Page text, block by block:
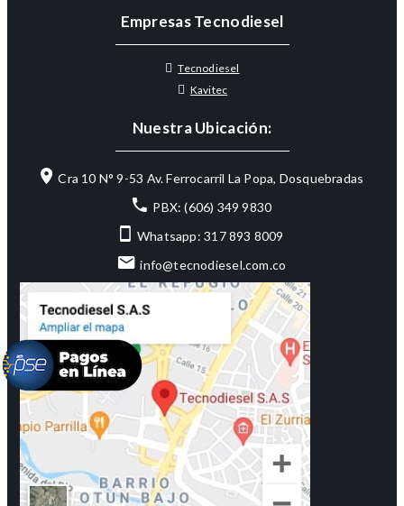
Empresas Tecnodiesel
Tecnodiesel
Kavitec
Nuestra Ubicación:
Cra 10 N° 9-53 Av. Ferrocarril La Popa, Dosquebradas
PBX: (606) 349 9830
Whatsapp: 317 893 8009
info@tecnodiesel.com.co